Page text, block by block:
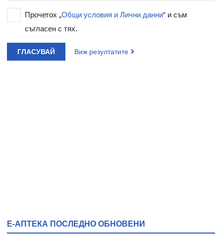
Прочетох „Общи условия и Лични данни“ и съм
съгласен с тях.
ГЛАСУВАЙ Виж резултатите
Е-АПТЕКА ПОСЛЕДНО ОБНОВЕНИ